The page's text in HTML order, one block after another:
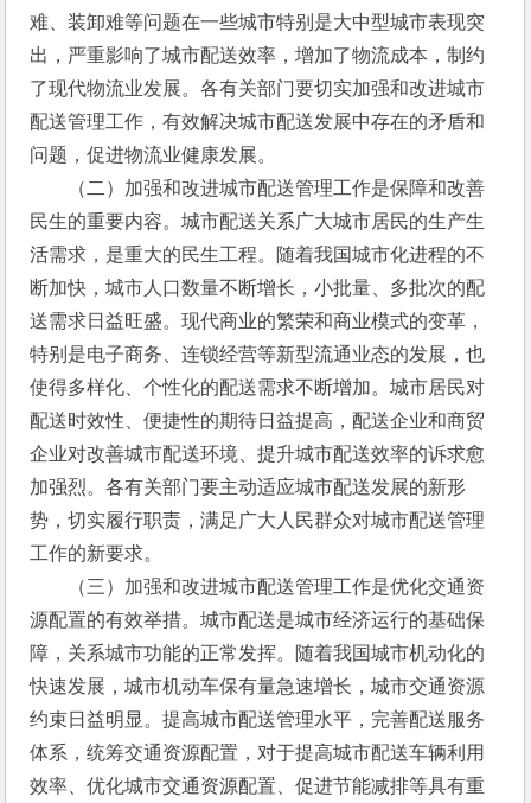
难、装卸难等问题在一些城市特别是大中型城市表现突
出，严重影响了城市配送效率，增加了物流成本，制约
了现代物流业发展。各有关部门要切实加强和改进城市
配送管理工作，有效解决城市配送发展中存在的矛盾和
问题，促进物流业健康发展。
（二）加强和改进城市配送管理工作是保障和改善
民生的重要内容。城市配送关系广大城市居民的生产生
活需求，是重大的民生工程。随着我国城市化进程的不
断加快，城市人口数量不断增长，小批量、多批次的配
送需求日益旺盛。现代商业的繁荣和商业模式的变革，
特别是电子商务、连锁经营等新型流通业态的发展，也
使得多样化、个性化的配送需求不断增加。城市居民对
配送时效性、便捷性的期待日益提高，配送企业和商贸
企业对改善城市配送环境、提升城市配送效率的诉求愈
加强烈。各有关部门要主动适应城市配送发展的新形
势，切实履行职责，满足广大人民群众对城市配送管理
工作的新要求。
（三）加强和改进城市配送管理工作是优化交通资
源配置的有效举措。城市配送是城市经济运行的基础保
障，关系城市功能的正常发挥。随着我国城市机动化的
快速发展，城市机动车保有量急速增长，城市交通资源
约束日益明显。提高城市配送管理水平，完善配送服务
体系，统筹交通资源配置，对于提高城市配送车辆利用
效率、优化城市交通资源配置、促进节能减排等具有重